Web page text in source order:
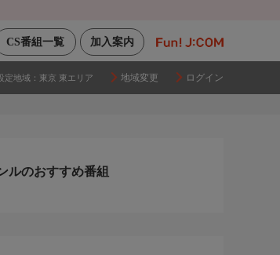
加入案内
CS番組一覧
定地域： 東京 東エリア 地域変更 ログイン
ルのおすすめ番組